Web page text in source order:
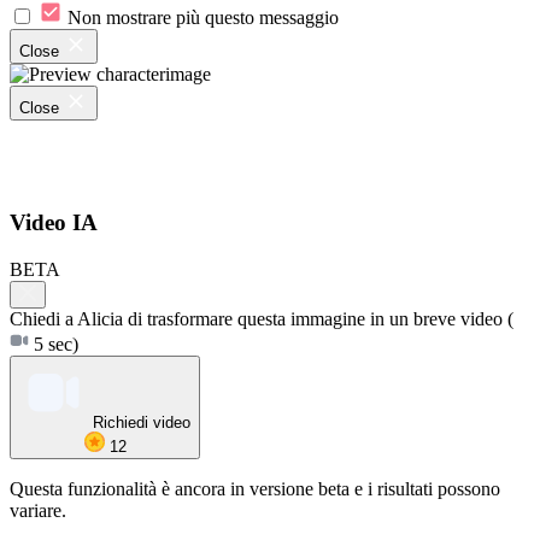
Non mostrare più questo messaggio
Close
Close
Video IA
BETA
Chiedi a Alicia di trasformare questa immagine in un breve video (
5 sec)
Richiedi video
12
Questa funzionalità è ancora in versione beta e i risultati possono
variare.